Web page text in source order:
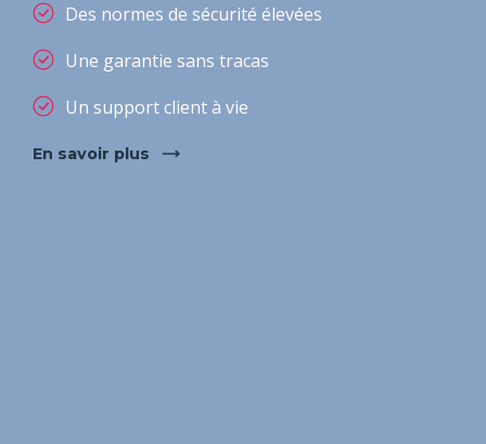
Des normes de sécurité élevées
Une garantie sans tracas
Un support client à vie
En savoir plus